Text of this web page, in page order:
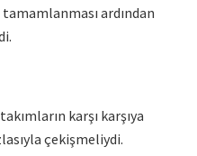
tamamlanması ardından
karşı karşıya
çekişmeliydi.